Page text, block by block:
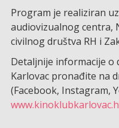
Program je realiziran
audiovizualnog centra,
civilnog društva RH i
Detaljnije informacije
Karlovac pronađite na
(Facebook, Instagram,